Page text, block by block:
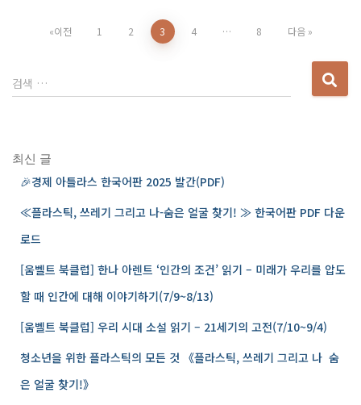
이전 1 2 3 4 … 8 다음
검색 …
최신 글
🎉경제 아틀라스 한국어판 2025 발간(PDF)
≪플라스틱, 쓰레기 그리고 나-숨은 얼굴 찾기! ≫ 한국어판 PDF 다운
로드
[움벨트 북클럽] 한나 아렌트 ‘인간의 조건’ 읽기 – 미래가 우리를 압도
할 때 인간에 대해 이야기하기(7/9~8/13)
[움벨트 북클럽] 우리 시대 소설 읽기 – 21세기의 고전(7/10~9/4)
청소년을 위한 플라스틱의 모든 것 《플라스틱, 쓰레기 그리고 나 ­ 숨
은 얼굴 찾기!》